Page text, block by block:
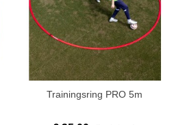
Trainingsring PRO 5m